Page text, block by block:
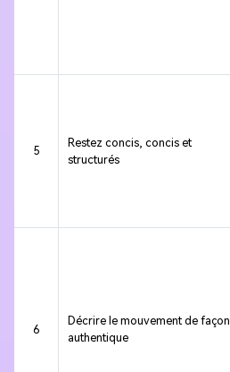
5
Restez concis, concis et
structurés
6
Décrire le mouvement de façon
authentique